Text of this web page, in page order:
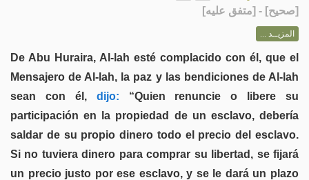
[صحيح] - [متفق عليه]
المزيــد ...
De Abu Huraira, Al-lah esté complacido con él, que el
Mensajero de Al-lah, la paz y las bendiciones de Al-lah
sean con él,dijo: “Quien renuncie o libere su
participación en la propiedad de un esclavo, debería
saldar de su propio dinero todo el precio del esclavo.
Si no tuviera dinero para comprar su libertad, se fijará
un precio justo por ese esclavo, y se le dará un plazo